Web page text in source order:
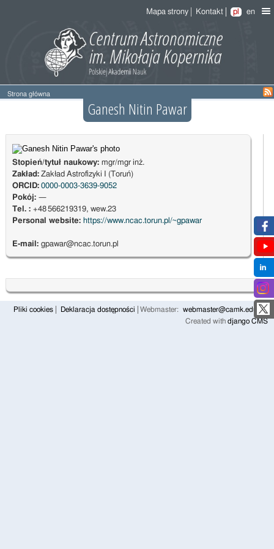
Mapa strony Kontakt pl en
Strona główna
Ganesh Nitin Pawar
Stopień/tytuł naukowy: mgr/mgr inż.
Zakład:Zakład Astrofizyki I (Toruń)
ORCID: 0000-0003-3639-9052
Pokój: —
Tel. : +48 566219319, wew.23
Personal website: https://www.ncac.torun.pl/~gpawar
E-mail: gpawar@ncac.torun.pl
Pliki cookies Deklaracja dostępności Webmaster:
webmaster@camk.edu.pl
Created with django CMS